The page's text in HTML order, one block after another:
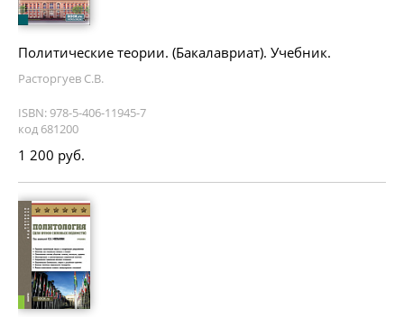
Политические теории. (Бакалавриат). Учебник.
Расторгуев С.В.
ISBN: 978-5-406-11945-7
код 681200
1 200 руб.